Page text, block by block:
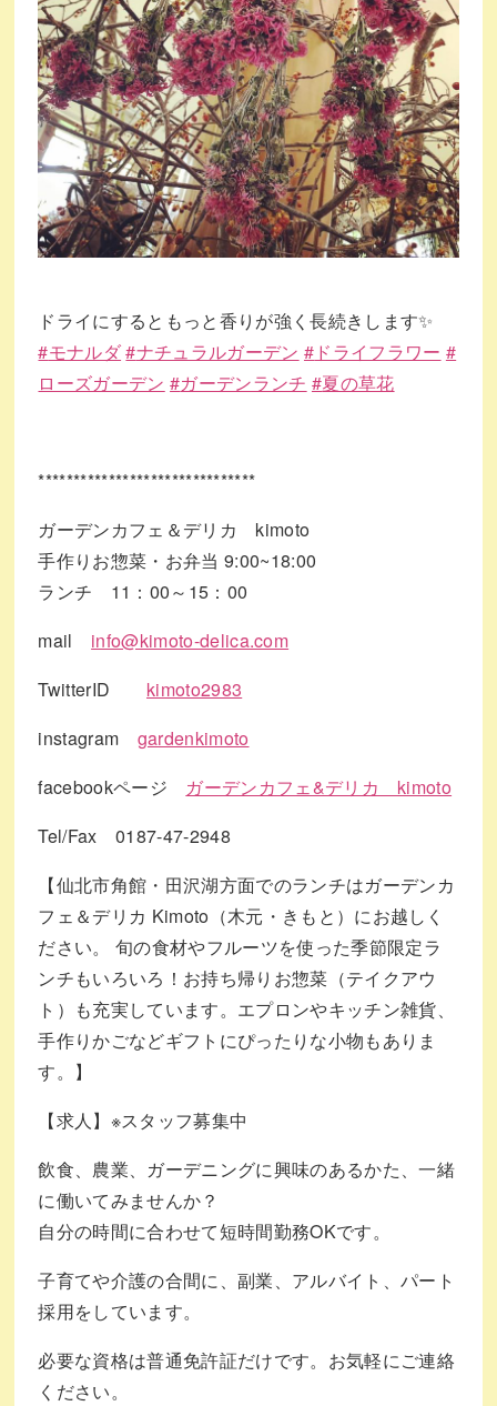
ドライにするともっと香りが強く長続きします✨
#モナルダ#ナチュラルガーデン # ドライフラワー #
ローズガーデン #ガーデンランチ #夏の草花
*******************************
ガーデンカフェ＆デリカ kimoto
手作りお惣菜・お弁当 9:00~18:00
ランチ 11：00～15：00
mail info@kimoto-delica.com
TwitterID kimoto2983
instagram gardenkimoto
facebookページ ガーデンカフェ&デリカ kimoto
Tel/Fax 0187-47-2948
【仙北市角館・田沢湖方面でのランチはガーデンカ
フェ＆デリカ Kimoto（木元・きもと）にお越しく
ださい。 旬の食材やフルーツを使った季節限定ラ
ンチもいろいろ！お持ち帰りお惣菜（テイクアウ
ト）も充実しています。エプロンやキッチン雑貨、
手作りかごなどギフトにぴったりな小物もありま
す。】
【求人】※スタッフ募集中
飲食、農業、ガーデニングに興味のあるかた、一緒
に働いてみませんか？
自分の時間に合わせて短時間勤務OKです。
子育てや介護の合間に、副業、アルバイト、パート
採用をしています。
必要な資格は普通免許証だけです。お気軽にご連絡
ください。